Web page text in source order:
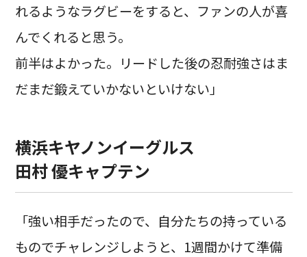
れるようなラグビーをすると、ファンの人が喜
んでくれると思う。
前半はよかった。リードした後の忍耐強さはま
だまだ鍛えていかないといけない」
横浜キヤノンイーグルス
田村 優キャプテン
「強い相手だったので、自分たちの持っている
ものでチャレンジしようと、1週間かけて準備